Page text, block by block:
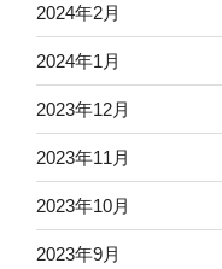
2024年2月
2024年1月
2023年12月
2023年11月
2023年10月
2023年9月